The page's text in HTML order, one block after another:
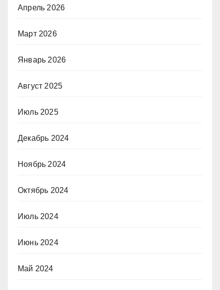
Апрель 2026
Март 2026
Январь 2026
Август 2025
Июль 2025
Декабрь 2024
Ноябрь 2024
Октябрь 2024
Июль 2024
Июнь 2024
Май 2024